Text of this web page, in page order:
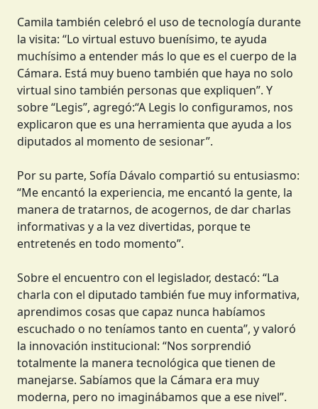
Camila también celebró el uso de tecnología durante
la visita: “Lo virtual estuvo buenísimo, te ayuda
muchísimo a entender más lo que es el cuerpo de la
Cámara. Está muy bueno también que haya no solo
virtual sino también personas que expliquen”. Y
sobre “Legis”, agregó:“A Legis lo configuramos, nos
explicaron que es una herramienta que ayuda a los
diputados al momento de sesionar”.
Por su parte, Sofía Dávalo compartió su entusiasmo:
“Me encantó la experiencia, me encantó la gente, la
manera de tratarnos, de acogernos, de dar charlas
informativas y a la vez divertidas, porque te
entretenés en todo momento”.
Sobre el encuentro con el legislador, destacó: “La
charla con el diputado también fue muy informativa,
aprendimos cosas que capaz nunca habíamos
escuchado o no teníamos tanto en cuenta”, y valoró
la innovación institucional: “Nos sorprendió
totalmente la manera tecnológica que tienen de
manejarse. Sabíamos que la Cámara era muy
moderna, pero no imaginábamos que a ese nivel”.